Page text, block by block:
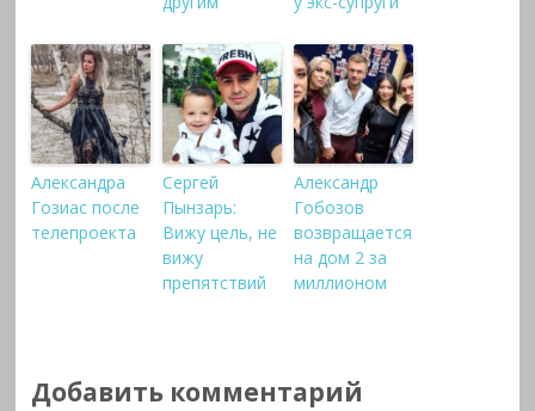
Александра
Гозиас после
телепроекта
Сергей
Пынзарь:
Вижу цель, не
вижу
препятствий
Александр
Гобозов
возвращается
на дом 2 за
миллионом
Добавить комментарий